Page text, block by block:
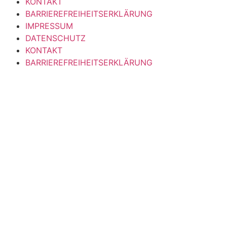
BARRIEREFREIHEITSERKLÄRUNG
IMPRESSUM
DATENSCHUTZ
KONTAKT
BARRIEREFREIHEITSERKLÄRUNG